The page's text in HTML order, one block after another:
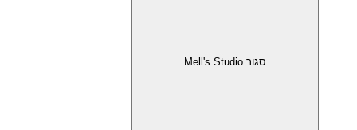
סגור Mell's Studio